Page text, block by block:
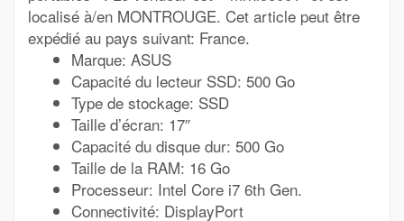
localisé à/en MONTROUGE. Cet article peut être
expédié au pays suivant: France.
Marque: ASUS
Capacité du lecteur SSD: 500 Go
Type de stockage: SSD
Taille d’écran: 17″
Capacité du disque dur: 500 Go
Taille de la RAM: 16 Go
Processeur: Intel Core i7 6th Gen.
Connectivité: DisplayPort